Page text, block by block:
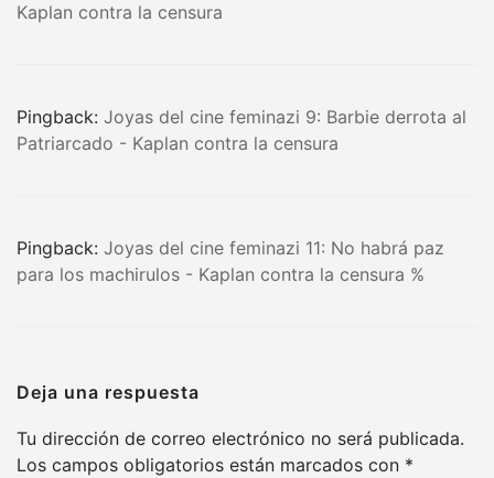
Kaplan contra la censura
Pingback: Joyas del cine feminazi 9: Barbie derrota al
Patriarcado - Kaplan contra la censura
Pingback: Joyas del cine feminazi 11: No habrá paz
para los machirulos - Kaplan contra la censura %
Deja una respuesta
Tu dirección de correo electrónico no será publicada.
Los campos obligatorios están marcados con *